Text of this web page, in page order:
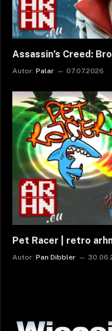
Assassin’s Creed:
Autor: Palar 07.07.2026
Pet Racer | retro
Autor: Pan Dibbler